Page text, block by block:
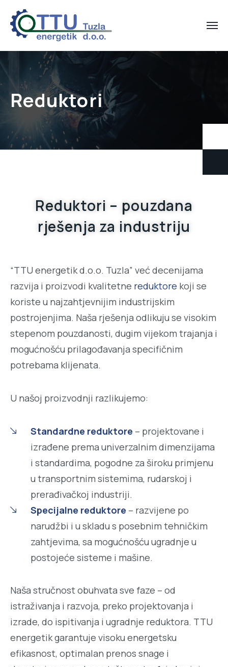
Reduktori
Reduktori – pouzdana
rješenja za industriju
“TTU energetik d.o.o. Tuzla” već decenijama
razvija i proizvodi kvalitetne reduktore koji se
koriste u najzahtjevnijim industrijskim
postrojenjima. Naša rješenja odlikuju se visokim
stepenom pouzdanosti, dugim vijekom trajanja i
mogućnošću prilagođavanja specifičnim
potrebama klijenata.
U našoj proizvodnji razlikujemo:
Standardne reduktore – projektovane i
izrađene prema univerzalnim dimenzijama
i standardima, pogodne za široku primjenu
u transportnim sistemima, rudarskoj i
prerađivačkoj industriji.
Specijalne reduktore – razvijene po
narudžbi i u skladu s posebnim tehničkim
zahtjevima, sa mogućnošću ugradnje u
postojeće sisteme i mašine.
Naša stručnost obuhvata sve faze – od
istraživanja i razvoja, preko projektovanja i
izrade, do ispitivanja i ugradnje reduktora. TTU
energetik garantuje visoku energetsku
efikasnost, optimalan prenos snage i